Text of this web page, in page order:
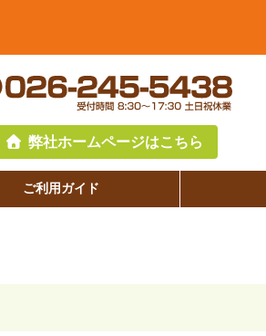
弊社ホームページはこちら
ご利用ガイド